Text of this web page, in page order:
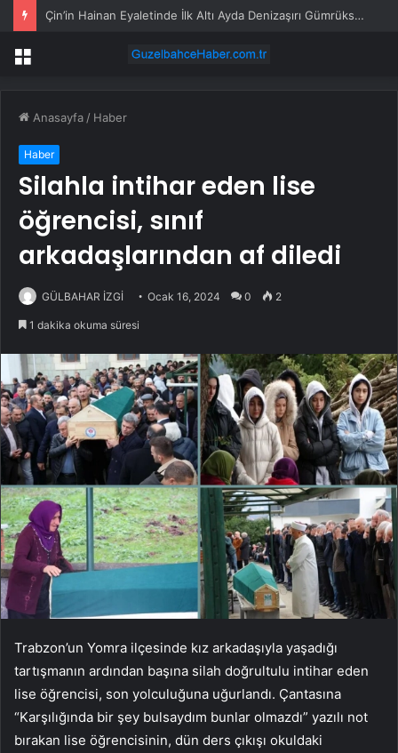
Çin’in Hainan Eyaletinde İlk Altı Ayda Denizaşırı Gümrüksüz Satışlar 2,90 Milyar Doları Aştı
Menü
Anasayfa / Haber
Haber
Silahla intihar eden lise
öğrencisi, sınıf
arkadaşlarından af diledi
GÜLBAHAR İZGİ Ocak 16, 2024 0 2
1 dakika okuma süresi
Trabzon’un Yomra ilçesinde kız arkadaşıyla yaşadığı
tartışmanın ardından başına silah doğrultulu intihar eden
lise öğrencisi, son yolculuğuna uğurlandı. Çantasına
“Karşılığında bir şey bulsaydım bunlar olmazdı” yazılı not
bırakan lise öğrencisinin, dün ders çıkışı okuldaki